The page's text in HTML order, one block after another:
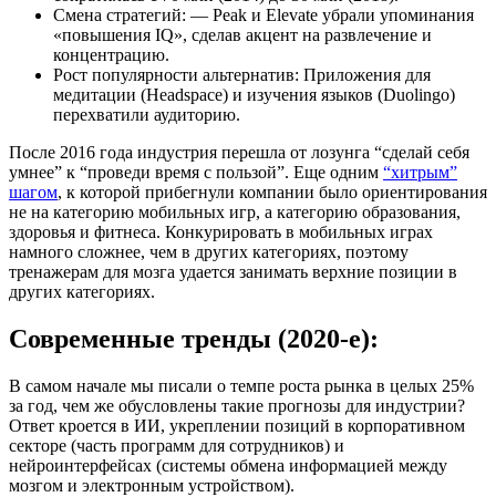
Смена стратегий: — Peak и Elevate убрали упоминания
«повышения IQ», сделав акцент на развлечение и
концентрацию.
Рост популярности альтернатив: Приложения для
медитации (Headspace) и изучения языков (Duolingo)
перехватили аудиторию.
После 2016 года индустрия перешла от лозунга “сделай себя
умнее” к “проведи время с пользой”. Еще одним “хитрым”
шагом, к которой прибегнули компании было ориентирования
не на категорию мобильных игр, а категорию образования,
здоровья и фитнеса. Конкурировать в мобильных играх
намного сложнее, чем в других категориях, поэтому
тренажерам для мозга удается занимать верхние позиции в
других категориях.
Современные тренды (2020-е):
В самом начале мы писали о темпе роста рынка в целых 25%
за год, чем же обусловлены такие прогнозы для индустрии?
Ответ кроется в ИИ, укреплении позиций в корпоративном
секторе (часть программ для сотрудников) и
нейроинтерфейсах (системы обмена информацией между
мозгом и электронным устройством).